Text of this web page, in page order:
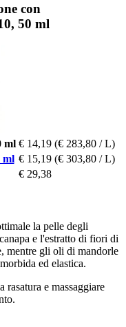
con
50 ml
ml € 14,19 (€ 283,80 / L)
ml € 15,19 (€ 303,80 / L)
€ 29,38
la pelle degli
e l'estratto di fiori di
mentre gli oli di mandorle
ed elastica.
rasatura e massaggiare